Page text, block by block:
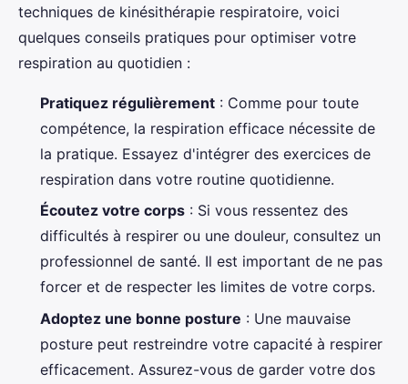
techniques de kinésithérapie respiratoire, voici
quelques conseils pratiques pour optimiser votre
respiration au quotidien :
Pratiquez régulièrement : Comme pour toute
compétence, la respiration efficace nécessite de
la pratique. Essayez d'intégrer des exercices de
respiration dans votre routine quotidienne.
Écoutez votre corps : Si vous ressentez des
difficultés à respirer ou une douleur, consultez un
professionnel de santé. Il est important de ne pas
forcer et de respecter les limites de votre corps.
Adoptez une bonne posture : Une mauvaise
posture peut restreindre votre capacité à respirer
efficacement. Assurez-vous de garder votre dos